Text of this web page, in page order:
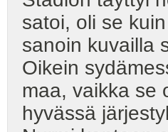
satoi, oli se
sanoin kuvailla
Oikein
maa, vaikka se
hyvässä